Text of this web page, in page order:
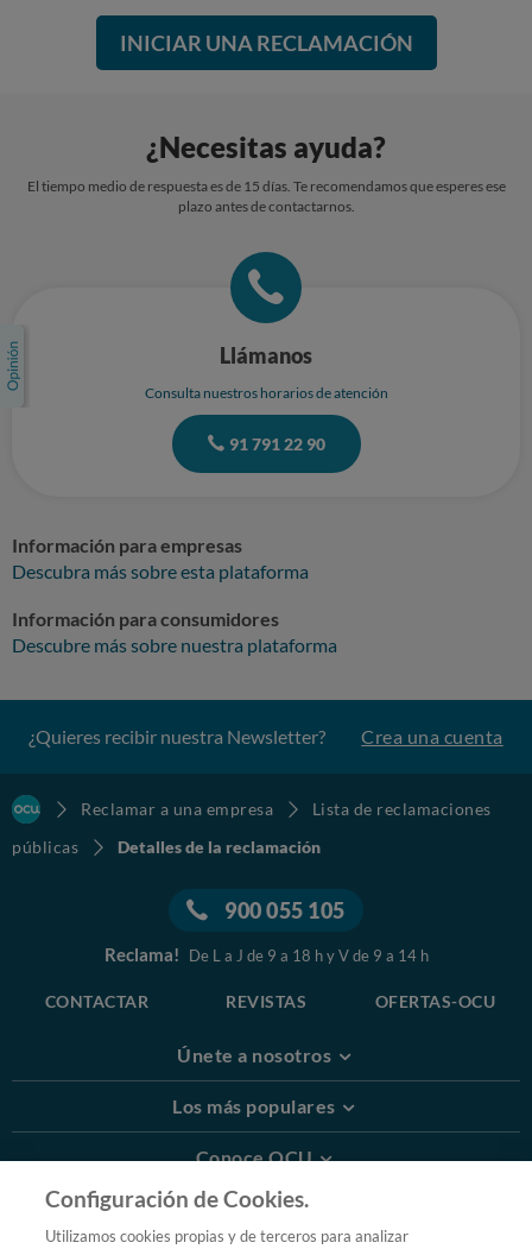
INICIAR UNA RECLAMACIÓN
¿Necesitas ayuda?
El tiempo medio de respuesta es de 15 días. Te recomendamos que esperes ese
plazo antes de contactarnos.
Llámanos
Consulta nuestros horarios de atención
91 791 22 90
Información para empresas
Descubra más sobre esta plataforma
Información para consumidores
Descubre más sobre nuestra plataforma
¿Quieres recibir nuestra Newsletter? Crea una cuenta
Reclamar a una empresa
Lista de reclamaciones
públicas
Detalles de la reclamación
900 055 105
Reclama! De L a J de 9 a 18 h y V de 9 a 14 h
CONTACTAR REVISTAS OFERTAS-OCU
Únete a nosotros
Los más populares
Conoce OCU
Más Información
Configuración de Cookies.
Utilizamos cookies propias y de terceros para analizar